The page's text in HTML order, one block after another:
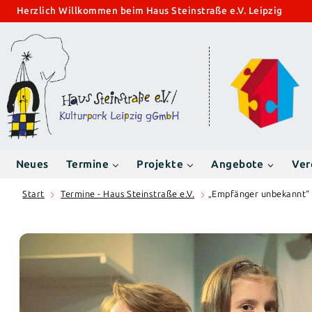
Zum
springen
Herzlich Willkommen beim Haus Steinstraße e.V. Leipzig
Neues Termine Projekte Angebote
Start Termine - Haus Steinstraße e.V. „Empfänger unbekannt“